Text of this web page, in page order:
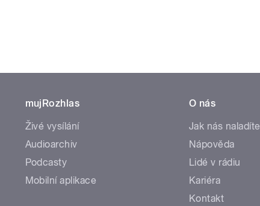
mujRozhlas
Živé vysílání
Audioarchiv
Podcasty
Mobilní aplikace
O nás
Jak nás naladíte
Nápověda
Lidé v rádiu
Kariéra
Kontakt